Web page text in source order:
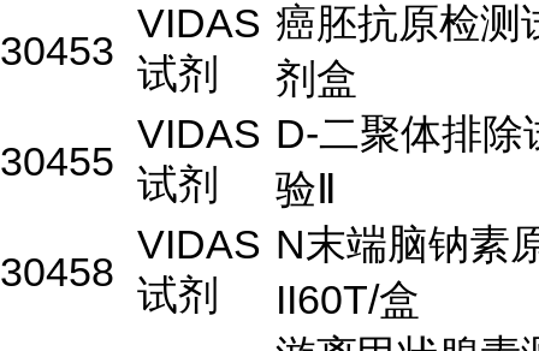
30453
VIDAS
试剂
癌胚抗原检测
剂盒
30455
VIDAS
试剂
D-二聚体排除
验Ⅱ
30458
VIDAS
试剂
N末端脑钠素
II60T/盒